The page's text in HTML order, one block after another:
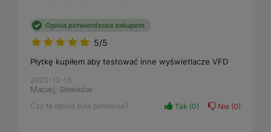
5/5
Opinia potwierdzona zakupem
Płytkę kupiłem aby testować inne wyświetlacze VFD
2023-12-15
Maciej, Sławków
Czy ta opinia była pomocna? Tak 0 Nie 0